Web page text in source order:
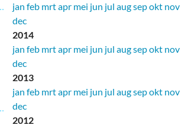
jan feb mrtapr mei jun jul augsepokt nov
dec
2014
jan feb mrtapr mei jun jul augsepokt nov
dec
2013
jan feb mrtapr mei jun jul augsepokt nov
dec
2012